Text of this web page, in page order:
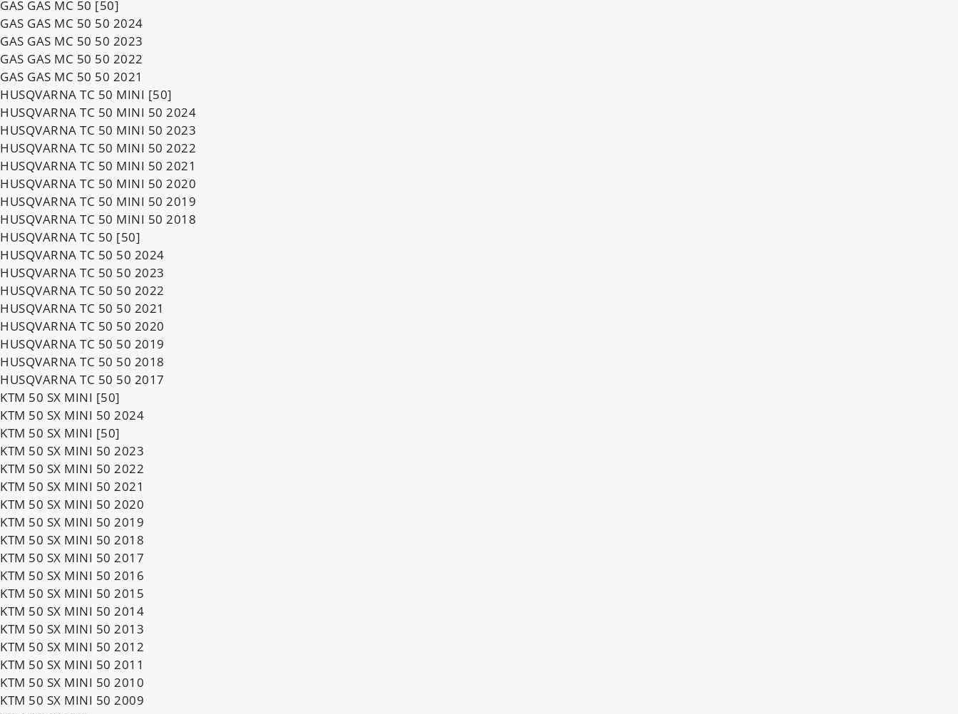
GAS GAS MC 50 [50]
GAS GAS MC 50 50 2024
GAS GAS MC 50 50 2023
GAS GAS MC 50 50 2022
GAS GAS MC 50 50 2021
HUSQVARNA TC 50 MINI [50]
HUSQVARNA TC 50 MINI 50 2024
HUSQVARNA TC 50 MINI 50 2023
HUSQVARNA TC 50 MINI 50 2022
HUSQVARNA TC 50 MINI 50 2021
HUSQVARNA TC 50 MINI 50 2020
HUSQVARNA TC 50 MINI 50 2019
HUSQVARNA TC 50 MINI 50 2018
HUSQVARNA TC 50 [50]
HUSQVARNA TC 50 50 2024
HUSQVARNA TC 50 50 2023
HUSQVARNA TC 50 50 2022
HUSQVARNA TC 50 50 2021
HUSQVARNA TC 50 50 2020
HUSQVARNA TC 50 50 2019
HUSQVARNA TC 50 50 2018
HUSQVARNA TC 50 50 2017
KTM 50 SX MINI [50]
KTM 50 SX MINI 50 2024
KTM 50 SX MINI [50]
KTM 50 SX MINI 50 2023
KTM 50 SX MINI 50 2022
KTM 50 SX MINI 50 2021
KTM 50 SX MINI 50 2020
KTM 50 SX MINI 50 2019
KTM 50 SX MINI 50 2018
KTM 50 SX MINI 50 2017
KTM 50 SX MINI 50 2016
KTM 50 SX MINI 50 2015
KTM 50 SX MINI 50 2014
KTM 50 SX MINI 50 2013
KTM 50 SX MINI 50 2012
KTM 50 SX MINI 50 2011
KTM 50 SX MINI 50 2010
KTM 50 SX MINI 50 2009